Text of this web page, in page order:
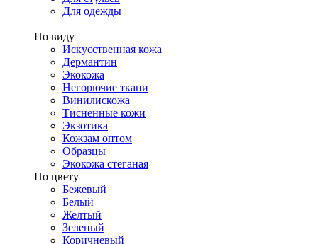
Для одежды
По виду
Искусственная кожа
Дермантин
Экокожа
Негорючие ткани
Винилискожа
Тисненные кожи
Экзотика
Кожзам оптом
Образцы
Экокожа стеганая
По цвету
Бежевый
Белый
Желтый
Зеленый
Коричневый